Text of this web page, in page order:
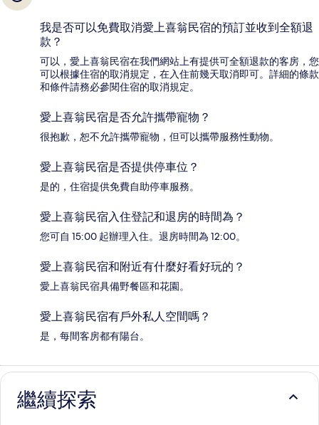
我是否可以免費取消愛上喜翁民宿的預訂並收到全額退
款？
可以，愛上喜翁民宿在我們網站上有提供可全額退款的客房，您
可以根據住宿的取消規定，在入住前幾天取消即可。詳細的條款
和條件請務必參閱住宿的取消規定。
愛上喜翁民宿是否允許攜帶寵物？
很抱歉，恕不允許攜帶寵物，但可以攜帶服務性動物。
愛上喜翁民宿是否提供停車位？
是的，住宿提供免費自助停車服務。
愛上喜翁民宿入住登記和退房的時間為？
您可自 15:00 起辦理入住。退房時間為 12:00。
愛上喜翁民宿和附近有什麼好看好玩的？
愛上喜翁民宿具備野餐區和花園。
愛上喜翁民宿有戶外私人空間嗎？
是，每間客房都有陽台。
繼續探索